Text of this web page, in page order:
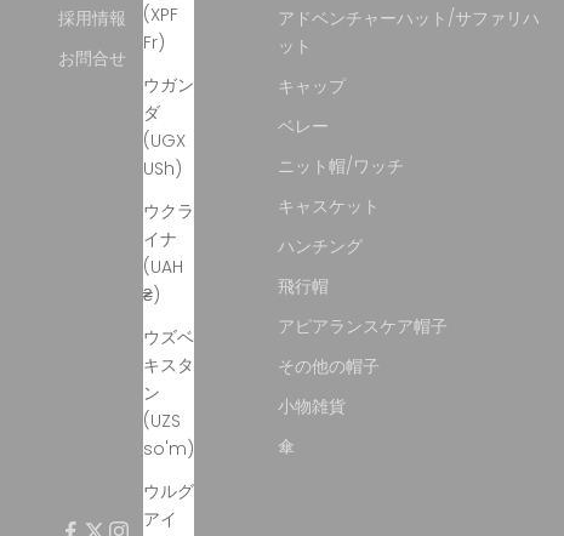
(XPF
Fr)
ウガン
ダ
(UGX
USh)
ウクラ
イナ
(UAH
₴)
ウズベ
キスタ
ン
(UZS
so'm)
ウルグ
アイ
採用情報
お問合せ
アドベンチャーハット/サファリハ
ット
キャップ
ベレー
ニット帽/ワッチ
キャスケット
ハンチング
飛行帽
アピアランスケア帽子
その他の帽子
小物雑貨
傘